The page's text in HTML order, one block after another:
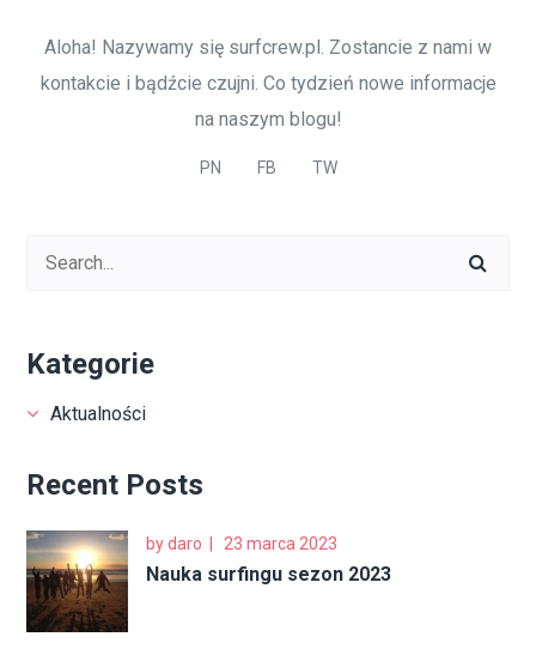
Aloha! Nazywamy się surfcrew.pl. Zostancie z nami w
kontakcie i bądźcie czujni. Co tydzień nowe informacje
na naszym blogu!
PN FB TW
Kategorie
Aktualności
Recent Posts
bydaro 23 marca 2023
Nauka surfingu sezon 2023